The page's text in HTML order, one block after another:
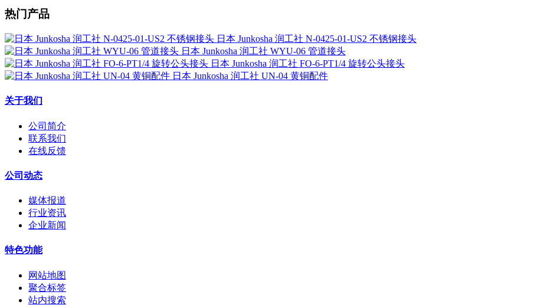
热门产品
日本 Junkosha 润工社 N-0425-01-US2 不锈钢接头
日本 Junkosha 润工社 WYU-06 管道接头
日本 Junkosha 润工社 FO-6-PT1/4 旋转公头接头
日本 Junkosha 润工社 UN-04 黄铜配件
关于我们
公司简介
联系我们
在线反馈
公司动态
媒体报道
行业资讯
企业新闻
特色功能
网站地图
聚合标签
站内搜索